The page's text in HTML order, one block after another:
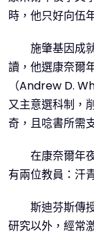
時，他只好向伍
施肇基因成
讀，他選康奈爾
（Andrew D.
又主意選科制，
奇，且唸書所需
在康奈爾年
有兩位教員：汗
斯迪芬斯傳
研究以外，經常